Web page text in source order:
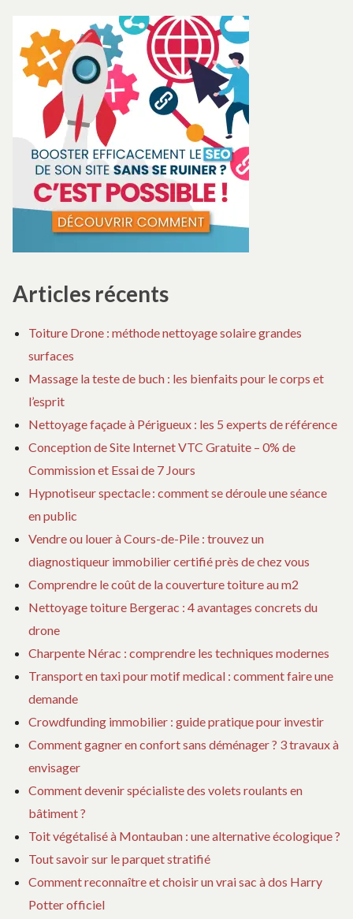
en
havre
paix
VOTRE
JARDIN
HAVRE
Articles récents
Toiture Drone : méthode nettoyage solaire grandes
surfaces
Massage la teste de buch : les bienfaits pour le corps et
l’esprit
Nettoyage façade à Périgueux : les 5 experts de référence
Conception de Site Internet VTC Gratuite – 0% de
Commission et Essai de 7 Jours
Hypnotiseur spectacle : comment se déroule une séance
en public
Vendre ou louer à Cours-de-Pile : trouvez un
diagnostiqueur immobilier certifié près de chez vous
Comprendre le coût de la couverture toiture au m2
Nettoyage toiture Bergerac : 4 avantages concrets du
drone
Charpente Nérac : comprendre les techniques modernes
Transport en taxi pour motif medical : comment faire une
demande
Crowdfunding immobilier : guide pratique pour investir
Comment gagner en confort sans déménager ? 3 travaux à
envisager
Comment devenir spécialiste des volets roulants en
bâtiment ?
Toit végétalisé à Montauban : une alternative écologique ?
Tout savoir sur le parquet stratifié
Comment reconnaître et choisir un vrai sac à dos Harry
Potter officiel